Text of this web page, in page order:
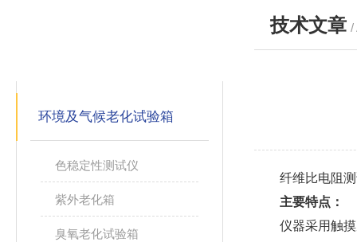
环境及气候老化试验箱
色稳定性测试仪
紫外老化箱
臭氧老化试验箱
技术文章 /
纤维比电阻测
主要特点：
仪器采用触摸